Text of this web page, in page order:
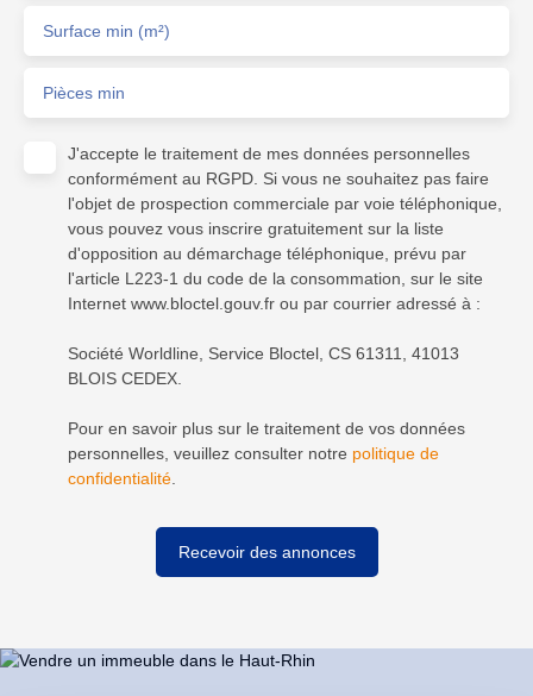
Surface min (m²)
Pièces min
J'accepte le traitement de mes données personnelles
conformément au RGPD. Si vous ne souhaitez pas faire
l'objet de prospection commerciale par voie téléphonique,
vous pouvez vous inscrire gratuitement sur la liste
d'opposition au démarchage téléphonique, prévu par
l'article L223-1 du code de la consommation, sur le site
Internet www.bloctel.gouv.fr ou par courrier adressé à :
Société Worldline, Service Bloctel, CS 61311, 41013
BLOIS CEDEX.
Pour en savoir plus sur le traitement de vos données
personnelles, veuillez consulter notre politique de
confidentialité.
Recevoir des annonces